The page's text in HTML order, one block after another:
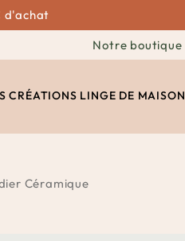
d'achat
Notre boutique
CRÉATIONS LINGE DE MAISON
Céramique